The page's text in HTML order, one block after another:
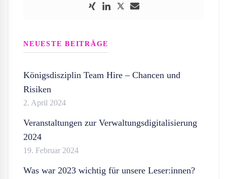
NEUESTE BEITRÄGE
Königsdisziplin Team Hire – Chancen und
Risiken
2. April 2024
Veranstaltungen zur Verwaltungsdigitalisierung
2024
19. Februar 2024
Was war 2023 wichtig für unsere Leser:innen?